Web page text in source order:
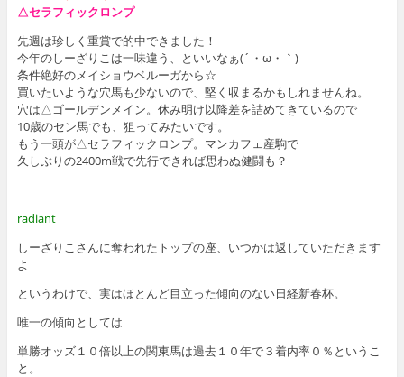
△セラフィックロンプ
先週は珍しく重賞で的中できました！
今年のしーざりこは一味違う、といいなぁ(´・ω・｀)
条件絶好のメイショウベルーガから☆
買いたいような穴馬も少ないので、堅く収まるかもしれませんね。
穴は△ゴールデンメイン。休み明け以降差を詰めてきているので
10歳のセン馬でも、狙ってみたいです。
もう一頭が△セラフィックロンプ。マンカフェ産駒で
久しぶりの2400m戦で先行できれば思わぬ健闘も？
radiant
しーざりこさんに奪われたトップの座、いつかは返していただきます
よ
というわけで、実はほとんど目立った傾向のない日経新春杯。
唯一の傾向としては
単勝オッズ１０倍以上の関東馬は過去１０年で３着内率０％というこ
と。